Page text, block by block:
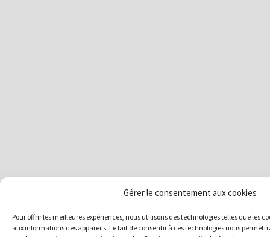
Gérer le consentement aux cookies
Pour offrir les meilleures expériences, nous utilisons des technologies telles que les
aux informations des appareils. Le fait de consentir à ces technologies nous